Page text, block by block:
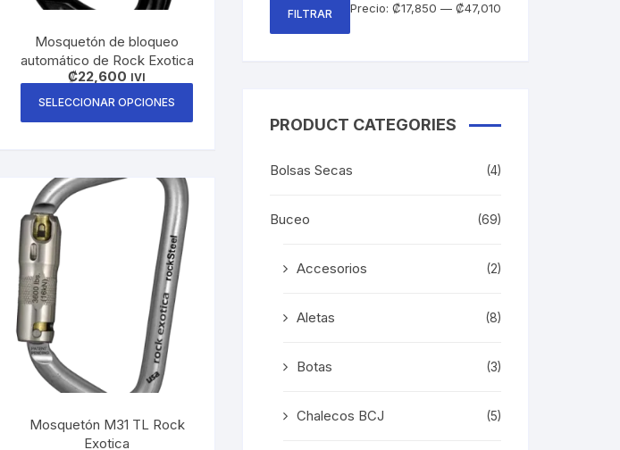
Mosquetón de bloqueo
automático de Rock Exotica
₡22,600 IVI
SELECCIONAR OPCIONES
Mosquetón M31 TL Rock
Exotica
FILTRAR Precio: ₡17,850 — ₡47,010
PRODUCT CATEGORIES
Bolsas Secas (4)
Buceo (69)
Accesorios (2)
Aletas (8)
Botas (3)
Chalecos BCJ (5)